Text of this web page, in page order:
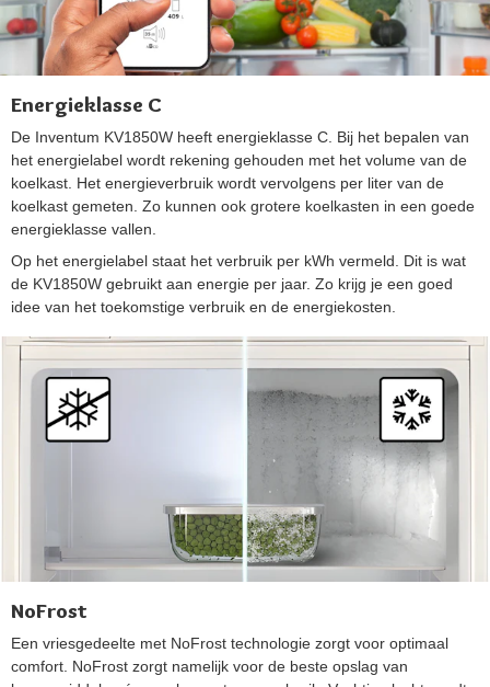
Energieklasse C
De Inventum KV1850W heeft energieklasse C. Bij het bepalen van
het energielabel wordt rekening gehouden met het volume van de
koelkast. Het energieverbruik wordt vervolgens per liter van de
koelkast gemeten. Zo kunnen ook grotere koelkasten in een goede
energieklasse vallen.
Op het energielabel staat het verbruik per kWh vermeld. Dit is wat
de KV1850W gebruikt aan energie per jaar. Zo krijg je een goed
idee van het toekomstige verbruik en de energiekosten.
NoFrost
Een vriesgedeelte met NoFrost technologie zorgt voor optimaal
comfort. NoFrost zorgt namelijk voor de beste opslag van